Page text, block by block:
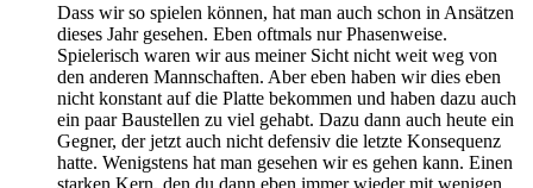
Dass wir so spielen können, hat man auch schon in Ansätzen
dieses Jahr gesehen. Eben oftmals nur Phasenweise.
Spielerisch waren wir aus meiner Sicht nicht weit weg von
den anderen Mannschaften. Aber eben haben wir dies eben
nicht konstant auf die Platte bekommen und haben dazu auch
ein paar Baustellen zu viel gehabt. Dazu dann auch heute ein
Gegner, der jetzt auch nicht defensiv die letzte Konsequenz
hatte. Wenigstens hat man gesehen wir es gehen kann. Einen
starken Kern, den du dann eben immer wieder mit wenigen